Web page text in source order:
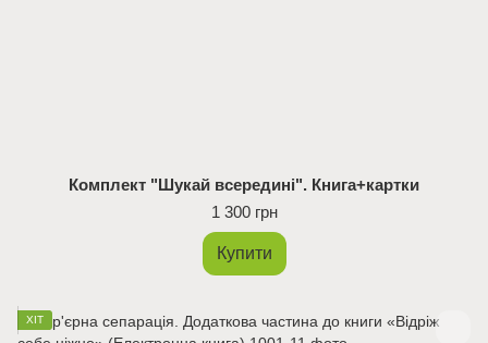
Комплект "Шукай всередині". Книга+картки
1 300 грн
Купити
ХІТ